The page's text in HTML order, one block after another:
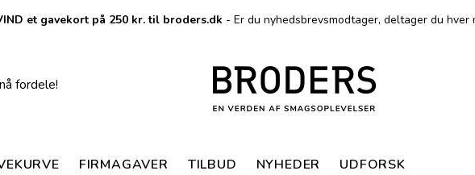
et gavekort på 250 kr. til broders.dk - Er du nyhedsbrevsmodtager, deltager du
fordele!
FIRMAGAVER TILBUD NYHEDER UDFORSK